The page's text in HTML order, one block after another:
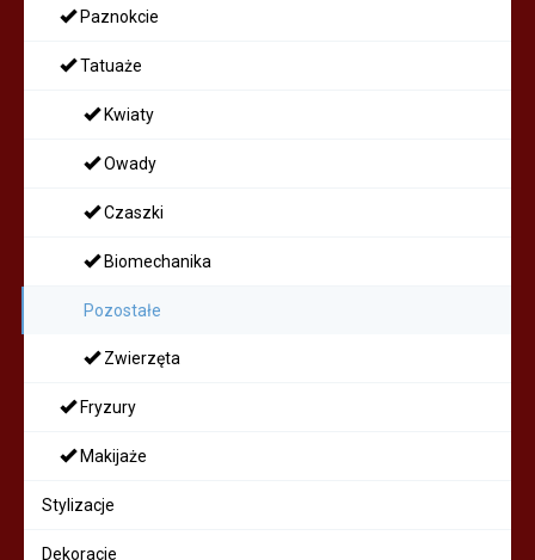
Paznokcie
Tatuaże
Kwiaty
Owady
Czaszki
Biomechanika
Pozostałe
Zwierzęta
Fryzury
Makijaże
Stylizacje
Dekoracje